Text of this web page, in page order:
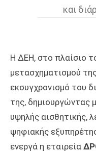
και
Η ΔΕΗ, στο πλαίσιο
μετασχηματισμού
εκσυγχρονισμό του
της, δημιουργώντας
υψηλής αισθητικής,
ψηφιακής
ενεργά η εταιρεία